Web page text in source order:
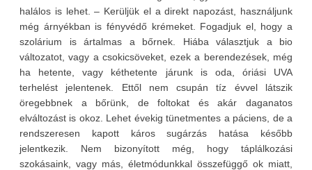
halálos is lehet. – Kerüljük el a direkt napozást, használjunk
még árnyékban is fényvédő krémeket. Fogadjuk el, hogy a
szolárium is ártalmas a bőrnek. Hiába választjuk a bio
változatot, vagy a csokicsöveket, ezek a berendezések, még
ha hetente, vagy kéthetente járunk is oda, óriási UVA
terhelést jelentenek. Ettől nem csupán tíz évvel látszik
öregebbnek a bőrünk, de foltokat és akár daganatos
elváltozást is okoz. Lehet évekig tünetmentes a páciens, de a
rendszeresen kapott káros sugárzás hatása később
jelentkezik. Nem bizonyított még, hogy táplálkozási
szokásaink, vagy más, életmódunkkal összefüggő ok miatt,